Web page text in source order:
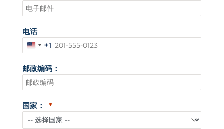
电话
美
+
1
+1
邮政编码：
国家：